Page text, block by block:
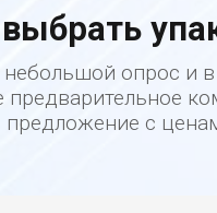
опрос и в
предварительное
предложение с